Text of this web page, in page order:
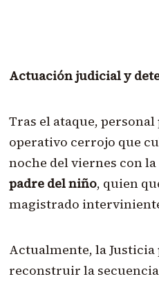
Actuación judicial y
Tras el ataque,
operativo cerrojo que
noche del viernes con la
padre del niño, quien
magistrado
Actualmente, la
reconstruir la